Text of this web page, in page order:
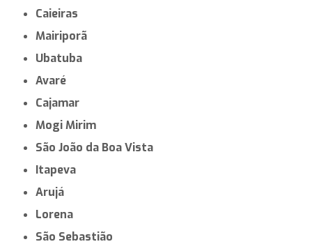
Caieiras
Mairiporã
Ubatuba
Avaré
Cajamar
Mogi Mirim
São João da Boa Vista
Itapeva
Arujá
Lorena
São Sebastião